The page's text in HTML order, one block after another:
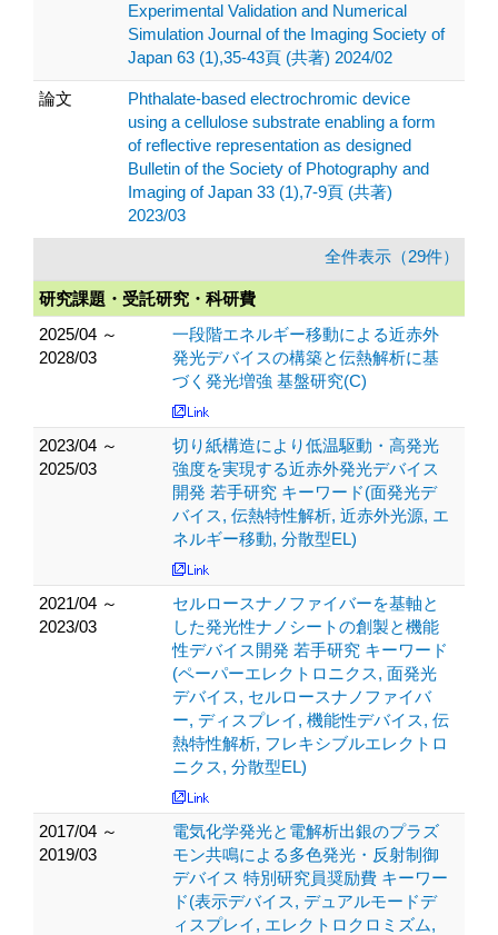
Experimental Validation and Numerical
Simulation Journal of the Imaging Society of
Japan 63 (1),35-43頁 (共著) 2024/02
論文
Phthalate-based electrochromic device
using a cellulose substrate enabling a form
of reflective representation as designed
Bulletin of the Society of Photography and
Imaging of Japan 33 (1),7-9頁 (共著)
2023/03
全件表示（29件）
研究課題・受託研究・科研費
2025/04 ～
2028/03
一段階エネルギー移動による近赤外
発光デバイスの構築と伝熱解析に基
づく発光増強 基盤研究(C)
2023/04 ～
2025/03
切り紙構造により低温駆動・高発光
強度を実現する近赤外発光デバイス
開発 若手研究 キーワード(面発光デ
バイス, 伝熱特性解析, 近赤外光源, エ
ネルギー移動, 分散型EL)
2021/04 ～
2023/03
セルロースナノファイバーを基軸と
した発光性ナノシートの創製と機能
性デバイス開発 若手研究 キーワード
(ペーパーエレクトロニクス, 面発光
デバイス, セルロースナノファイバ
ー, ディスプレイ, 機能性デバイス, 伝
熱特性解析, フレキシブルエレクトロ
ニクス, 分散型EL)
2017/04 ～
2019/03
電気化学発光と電解析出銀のプラズ
モン共鳴による多色発光・反射制御
デバイス 特別研究員奨励費 キーワー
ド(表示デバイス, デュアルモードデ
ィスプレイ, エレクトロクロミズム,